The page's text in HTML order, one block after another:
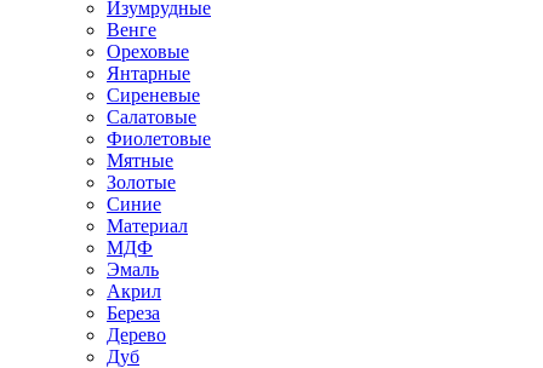
Изумрудные
Венге
Ореховые
Янтарные
Сиреневые
Салатовые
Фиолетовые
Мятные
Золотые
Синие
Материал
МДФ
Эмаль
Акрил
Береза
Дерево
Дуб